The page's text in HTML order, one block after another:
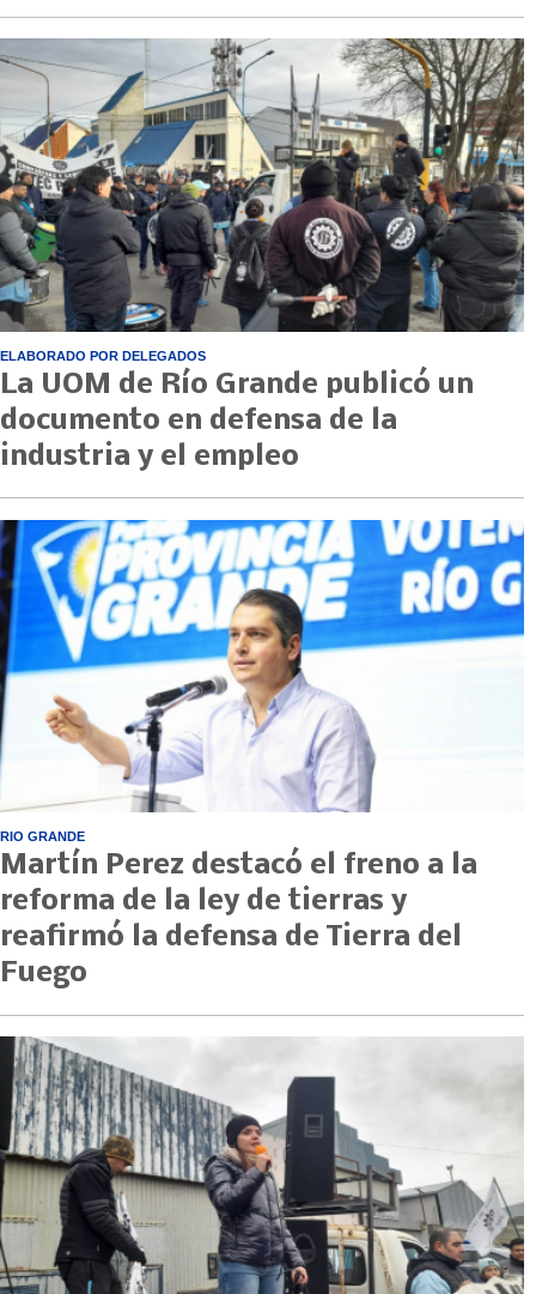
ELABORADO POR DELEGADOS
La UOM de Río Grande publicó un
documento en defensa de la
industria y el empleo
RIO GRANDE
Martín Perez destacó el freno a la
reforma de la ley de tierras y
reafirmó la defensa de Tierra del
Fuego